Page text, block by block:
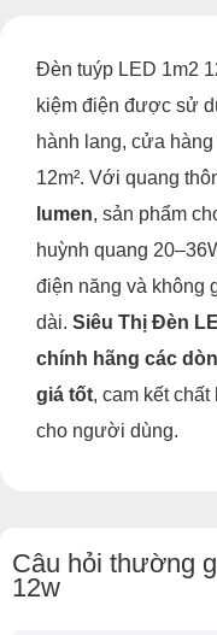
Đèn tuýp LED 1m2
kiệm điện được sử
hành lang, cửa
12m². Với quang
lumen, sản phẩm
huỳnh quang
điện năng và không
dài. Siêu Thị Đèn
chính hãng các
giá tốt, cam kết
cho người dùng.
Câu hỏi thường
12w